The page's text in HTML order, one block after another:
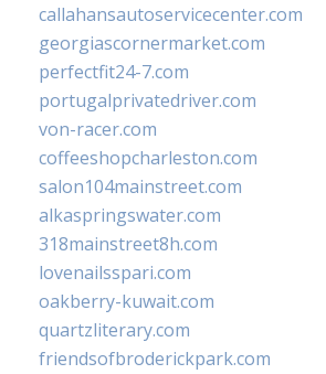
callahansautoservicecenter.com
georgiascornermarket.com
perfectfit24-7.com
portugalprivatedriver.com
von-racer.com
coffeeshopcharleston.com
salon104mainstreet.com
alkaspringswater.com
318mainstreet8h.com
lovenailsspari.com
oakberry-kuwait.com
quartzliterary.com
friendsofbroderickpark.com